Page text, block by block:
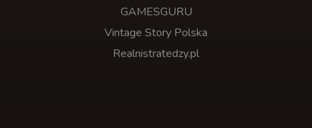
GAMESGURU
Vintage Story Polska
Realnistratedzy.pl